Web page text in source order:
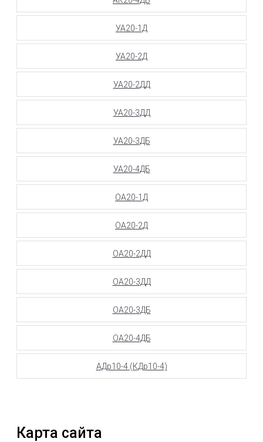
УА20-1Д
УА20-2Д
УА20-2ДД
УА20-3ДД
УА20-3ДБ
УА20-4ДБ
ОА20-1Д
ОА20-2Д
ОА20-2ДД
ОА20-3ДД
ОА20-3ДБ
ОА20-4ДБ
АДр10-4 (КДр10-4)
Карта сайта